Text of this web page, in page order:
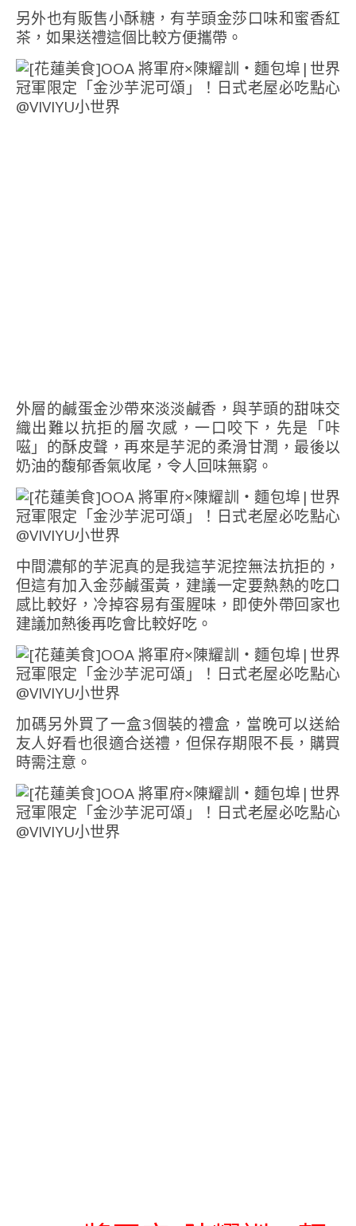
另外也有販售小酥糖，有芋頭金莎口味和蜜香紅
茶，如果送禮這個比較方便攜帶。
外層的鹹蛋金沙帶來淡淡鹹香，與芋頭的甜味交
織出難以抗拒的層次感，一口咬下，先是「咔
嗞」的酥皮聲，再來是芋泥的柔滑甘潤，最後以
奶油的馥郁香氣收尾，令人回味無窮。
中間濃郁的芋泥真的是我這芋泥控無法抗拒的，
但這有加入金莎鹹蛋黃，建議一定要熱熱的吃口
感比較好，冷掉容易有蛋腥味，即使外帶回家也
建議加熱後再吃會比較好吃。
加碼另外買了一盒3個裝的禮盒，當晚可以送給
友人好看也很適合送禮，但保存期限不長，購買
時需注意。